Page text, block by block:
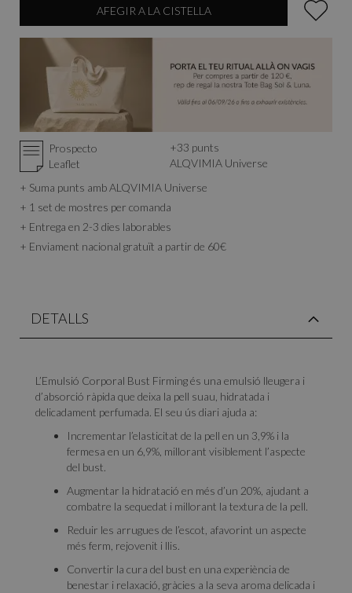
AFEGIR A LA CISTELLA
Prospecto
Leaflet
+33 punts
ALQVIMIA Universe
+ Suma punts amb ALQVIMIA Universe
+ 1 set de mostres per comanda
+ Entrega en 2-3 dies laborables
+ Enviament nacional gratuït a partir de 60€
DETALLS
L’Emulsió Corporal Bust Firming és una emulsió lleugera i
d’absorció ràpida que deixa la pell suau, hidratada i
delicadament perfumada. El seu ús diari ajuda a:
Incrementar l’elasticitat de la pell en un 3,9% i la
fermesa en un 6,9%, millorant visiblement l’aspecte
del bust.
Augmentar la hidratació en més d’un 20%, ajudant a
combatre la sequedat i millorant la textura de la pell.
Reduir les arrugues de l’escot, afavorint un aspecte
més ferm, rejovenit i llis.
Convertir la cura del bust en una experiència de
benestar i relaxació, gràcies a la seva aroma delicada i